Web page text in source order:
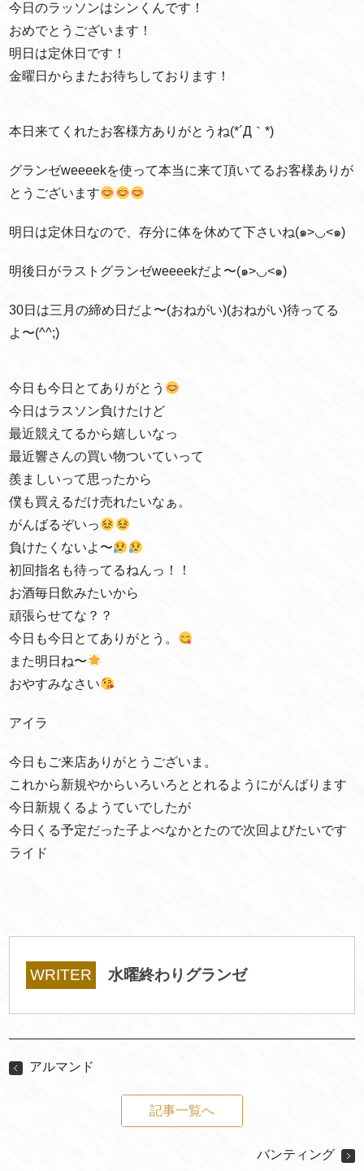
今日のラッソンはシンくんです！
おめでとうございます！
明日は定休日です！
金曜日からまたお待ちしております！
本日来てくれたお客様方ありがとうね(*´Д｀*)
グランゼweeeekを使って本当に来て頂いてるお客様ありが
とうございます
明日は定休日なので、存分に体を休めて下さいね(๑>◡<๑)
明後日がラストグランゼweeeekだよ〜(๑>◡<๑)
30日は三月の締め日だよ〜(おねがい)(おねがい)待ってる
よ〜(^^;)
今日も今日とてありがとう
今日はラスソン負けたけど
最近競えてるから嬉しいなっ
最近響さんの買い物ついていって
羨ましいって思ったから
僕も買えるだけ売れたいなぁ。
がんばるぞいっ
負けたくないよ〜
初回指名も待ってるねんっ！！
お酒毎日飲みたいから
頑張らせてな？？
今日も今日とてありがとう。
また明日ね〜
おやすみなさい
アイラ
今日もご来店ありがとうございま。
これから新規やからいろいろととれるようにがんばります
今日新規くるようていでしたが
今日くる予定だった子よべなかとたので次回よびたいです
ライド
WRITER 水曜終わりグランゼ
アルマンド
記事一覧へ
バンティング